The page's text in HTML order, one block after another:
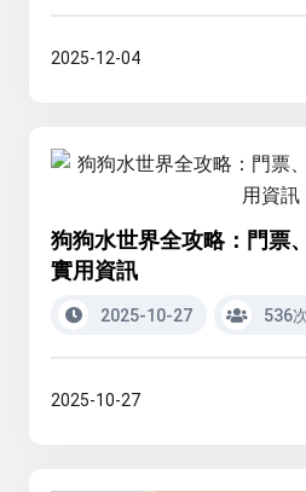
2025-12-04
狗狗水世界全攻略：門票
實用資訊
2025-10-27 536
2025-10-27